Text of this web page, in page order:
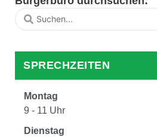
SPRECHZEITEN
Montag
9 - 11 Uhr
Dienstag